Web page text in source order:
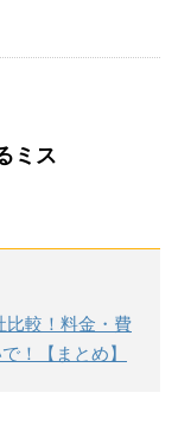
ミス
比較！料金・費
！【まとめ】